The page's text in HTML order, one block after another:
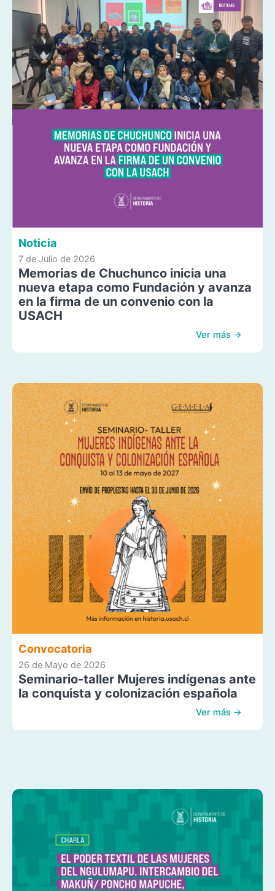
Noticia
7 de Julio de 2026
Memorias de Chuchunco inicia una
nueva etapa como Fundación y avanza
en la firma de un convenio con la
USACH
Ver más →
Convocatoria
26 de Mayo de 2026
Seminario-taller Mujeres indígenas ante
la conquista y colonización española
Ver más →